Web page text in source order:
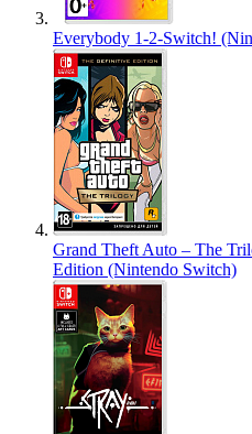
Everybody 1-2-Switch!
Grand Theft Auto – The
Edition (Nintendo Switch)